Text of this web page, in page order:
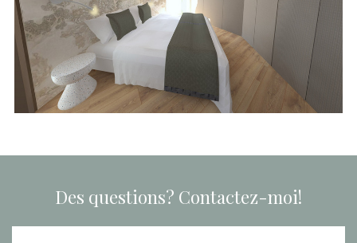
Des questions? Contactez-moi!